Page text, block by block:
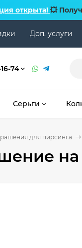
открыта! 💥
Доп. услуги
74
Серьги
для пирсинга
на